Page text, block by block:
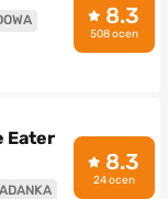
8.3
508 ocen
Eater
8.3
24 ocen